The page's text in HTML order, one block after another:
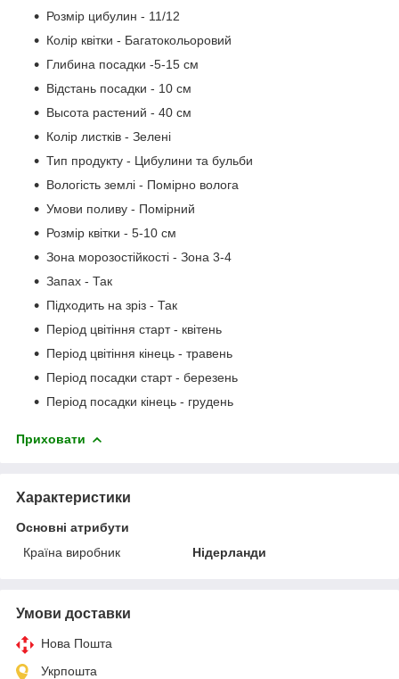
Розмір цибулин - 11/12
Колір квітки - Багатокольоровий
Глибина посадки -5-15 см
Відстань посадки - 10 см
Высота растений - 40 см
Колір листків - Зелені
Тип продукту - Цибулини та бульби
Вологість землі - Помірно волога
Умови поливу - Помірний
Розмір квітки - 5-10 см
Зона морозостійкості - Зона 3-4
Запах - Так
Підходить на зріз - Так
Період цвітіння старт - квітень
Період цвітіння кінець - травень
Період посадки старт - березень
Період посадки кінець - грудень
Приховати
Характеристики
Основні атрибути
Країна виробник
Нідерланди
Умови доставки
Нова Пошта
Укрпошта